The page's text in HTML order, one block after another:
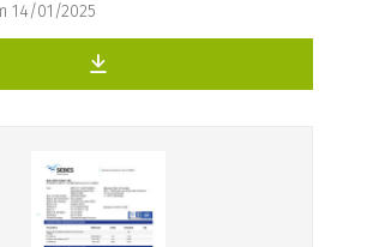
14/01/2025